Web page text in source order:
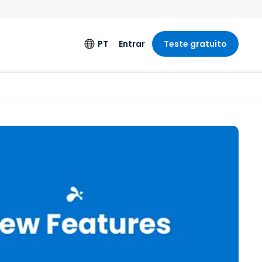
PT
Italiano
Nederlands
Português
Entrar Teste gratuito